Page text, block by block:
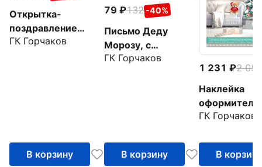
Открытка-
поздравление
Письмо Деду
ГК Горчаков
В корзину
79 132 -40%
Письмо Деду
Морозу, с
художественным
ГК Горчаков
В корзину
1 231
2 051
Наклейка
ожидании
ГК Горчаков
В корзину